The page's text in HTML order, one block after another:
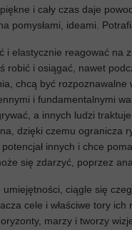
i cały czas daje
pomysłami, ideami.
elastycznie reagować na
robić i osiągać, nawet
chcą być rozpoznawalne
i fundamentalnymi
a innych ludzi
dzięki czemu ogranicza
innych i chce
się zdarzyć, poprzez
ciągle się
cele i właściwe tory ich
marzy i tworzy